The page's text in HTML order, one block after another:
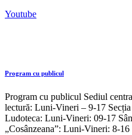
Youtube
Program cu publicul
Program cu publicul Sediul
lectură: Luni-Vineri – 9-17
Ludoteca: Luni-Vineri: 09-17
„Cosânzeana”: Luni-Vineri: 8-